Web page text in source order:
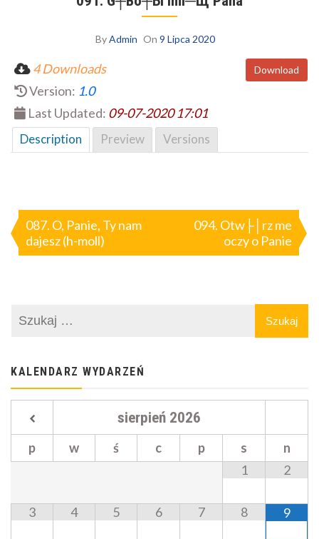
ByAdmin On 9 Lipca 2020
Download
4 Downloads
Version: 1.0
Last Updated: 09-07-2020 17:01
Description Preview Versions
wpisu
087. O, Panie, Ty nam
dajesz (h-moll)
094. Otw├│rz me
oczy o Panie
KALENDARZ WYDARZEŃ
sierpień 2026
p w ś c p s
n
1
2
3 4 5 6 7 8 9